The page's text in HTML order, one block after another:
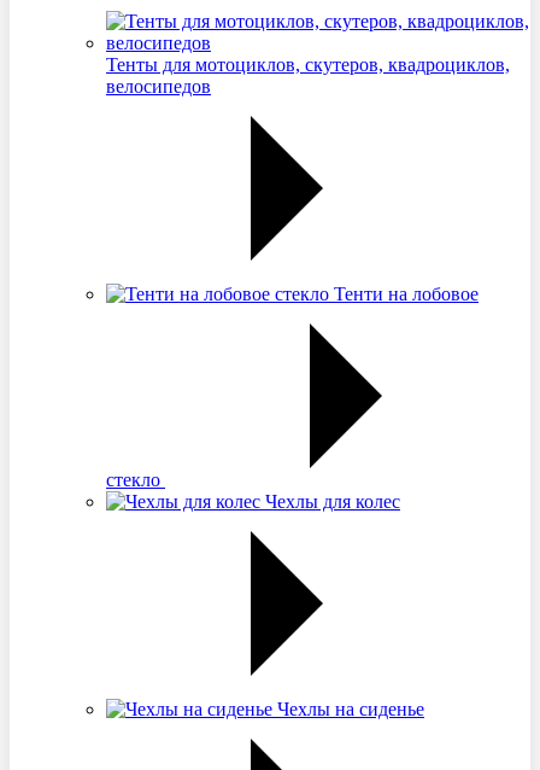
Тенты для мотоциклов, скутеров, квадроциклов,
велосипедов
Тенти на лобовое
стекло
Чехлы для колес
Чехлы на сиденье